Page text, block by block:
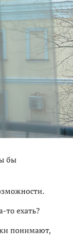
бы
то ехать?
понимают,